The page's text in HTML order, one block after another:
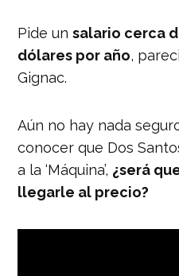
Pide unsalario cerca
dólares por año,
Gignac.
Aún no hay nada
conocer que Dos
a la ‘Máquina’, ¿será
llegarle al precio?